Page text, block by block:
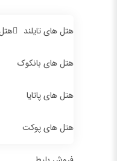
هتل های تایلند
هتل های بانکوک
هتل های پاتایا
هتل های پوکت